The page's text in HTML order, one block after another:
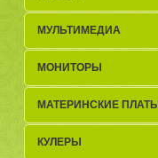
МУЛЬТИМЕДИА
МОНИТОРЫ
МАТЕРИНСКИЕ ПЛАТЫ
КУЛЕРЫ